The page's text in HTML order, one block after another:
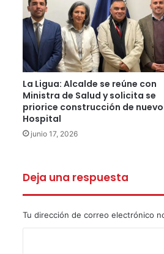
La Ligua: Alcalde se reúne con
Ministra de Salud y solicita se
priorice construcción de nuevo
Hospital
junio 17, 2026
Deja una respuesta
Tu dirección de correo electrónico